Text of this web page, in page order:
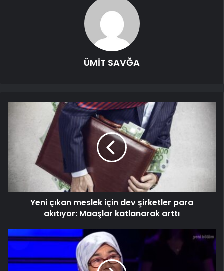
ÜMİT SAVĞA
Yeni çıkan meslek için dev şirketler para
akıtıyor: Maaşlar katlanarak arttı